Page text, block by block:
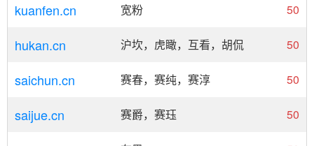
kuanfen.cn 宽粉 50
hukan.cn 沪坎，虎瞰，互看，胡侃 50
saichun.cn 赛春，赛纯，赛淳 50
saijue.cn 赛爵，赛珏 50